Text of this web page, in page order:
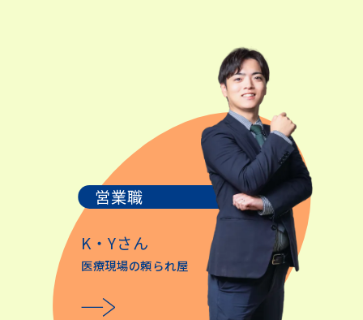
営業職
K・Yさん
医療現場の頼られ屋